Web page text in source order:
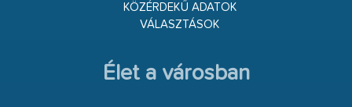
KÖZÉRDEKŰ ADATOK
VÁLASZTÁSOK
Élet a városban